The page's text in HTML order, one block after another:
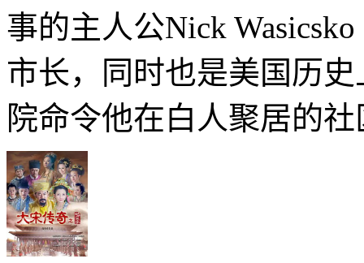
事的主人公Nick
市长，同时也是美国历
院命令他在白人聚居的